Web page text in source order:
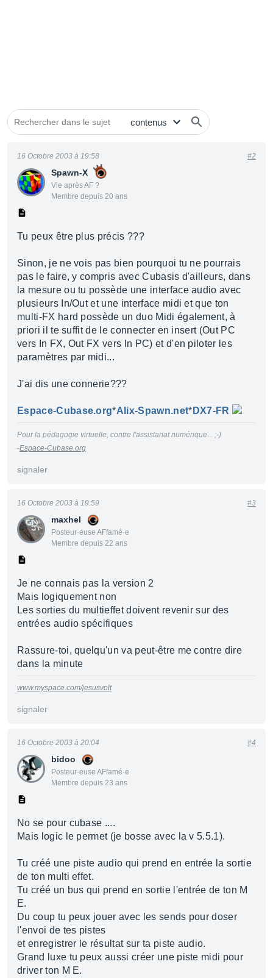
Spawn-X
Vie après AF ?
Membre depuis 20 ans
16 Octobre 2003 à 19:58 #2
Tu peux être plus précis ???
Sinon, je ne vois pas bien pourquoi tu ne pourrais
pas le faire, y compris avec Cubasis d'ailleurs, dans
la mesure ou tu possède une interface audio avec
plusieurs In/Out et une interface midi et que ton
multi-FX hard possède un duo Midi également, à
priori il te suffit de le connecter en insert (Out PC
vers In FX, Out FX vers In PC) et d'en piloter les
paramètres par midi...
J'ai dis une connerie???
Espace-Cubase.org*Alix-Spawn.net* DX7-FR
Pour la pédagogie virtuelle, contre l'assistanat numérique... ;-)
-Espace-Cubase.org
signaler
maxhel
Posteur·euse AFfamé·e
Membre depuis 22 ans
16 Octobre 2003 à 19:59 #3
Je ne connais pas la version 2
Mais logiquement non
Les sorties du multieffet doivent revenir sur des
entrées audio spécifiques
Rassure-toi, quelqu'un va peut-être me contre dire
dans la minute
www.myspace.com/jesusvolt
signaler
bidoo
Posteur·euse AFfamé·e
Membre depuis 23 ans
16 Octobre 2003 à 20:04 #4
No se pour cubase ....
Mais logic le permet (je bosse avec la v 5.5.1).
Tu créé une piste audio qui prend en entrée la sortie
de ton multi effet.
Tu créé un bus qui prend en sortie l'entrée de ton M
E.
Du coup tu peux jouer avec les sends pour doser
l'envoi de tes pistes
et enregistrer le résultat sur ta piste audio.
Grand luxe tu peux aussi créer une piste midi pour
driver ton M E.